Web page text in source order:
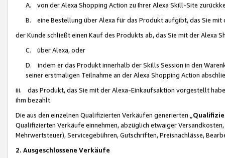
A. von der Alexa Shopping Action zu Ihrer Alexa Skill-Site
B. eine Bestellung über Alexa für das Produkt aufgibt, das Sie mit
der Kunde schließt einen Kauf des Produkts ab, das Sie mit der Alexa
C. über Alexa, oder
D. indem er das Produkt innerhalb der Skills Session in den
seiner erstmaligen Teilnahme an der Alexa Shopping Action
iii. das Produkt, das Sie mit der Alexa-Einkaufsaktion vorgestellt
ihm bezahlt.
Die aus den einzelnen Qualifizierten Verkäufen generierten „
Qualifizierten Verkäufe einnehmen, abzüglich etwaiger
Mehrwertsteuer), Servicegebühren, Gutschriften, Preisnachlässe,
2. Ausgeschlossene Verkäufe